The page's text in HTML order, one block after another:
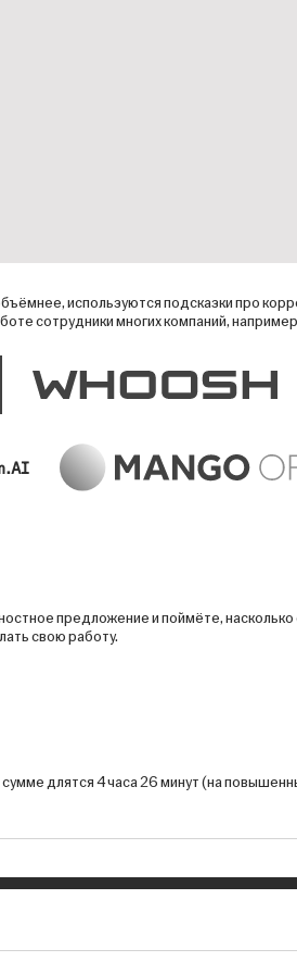
используются подсказки про
сотрудники многих компаний,
предложение и поймёте, насколько
свою работу.
сумме длятся4 часа 26 минут(на